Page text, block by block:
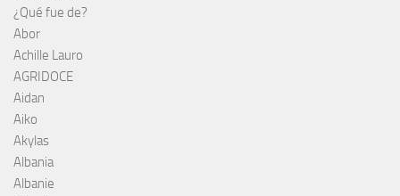
¿Qué fue de?
Abor
Achille Lauro
AGRIDOCE
Aidan
Aiko
Akylas
Albania
Albanie